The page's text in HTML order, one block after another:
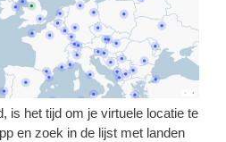
is het tijd om je virtuele locatie te
en zoek in de lijst met landen